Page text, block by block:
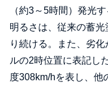
（約3～5時間）発光
明るさは、従来の蓄
り続ける。また、劣
ルの2時位置に表記し
度308km/hを表し、他